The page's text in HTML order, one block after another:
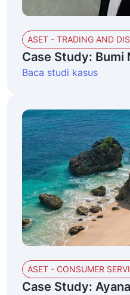
ASET - TRADING AND
Case Study: Bumi
Baca studi kasus
ASET - CONSUMER
Case Study: